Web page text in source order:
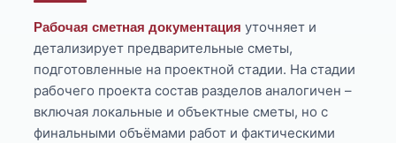
Рабочая сметная документация уточняет и
детализирует предварительные сметы,
подготовленные на проектной стадии. На стадии
рабочего проекта состав разделов аналогичен –
включая локальные и объектные сметы, но с
финальными объёмами работ и фактическими